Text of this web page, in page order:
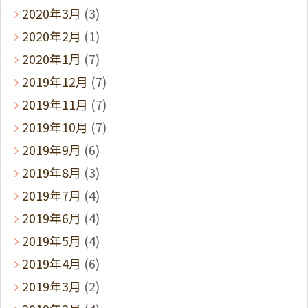
2020年3月 (3)
2020年2月 (1)
2020年1月 (7)
2019年12月 (7)
2019年11月 (7)
2019年10月 (7)
2019年9月 (6)
2019年8月 (3)
2019年7月 (4)
2019年6月 (4)
2019年5月 (4)
2019年4月 (6)
2019年3月 (2)